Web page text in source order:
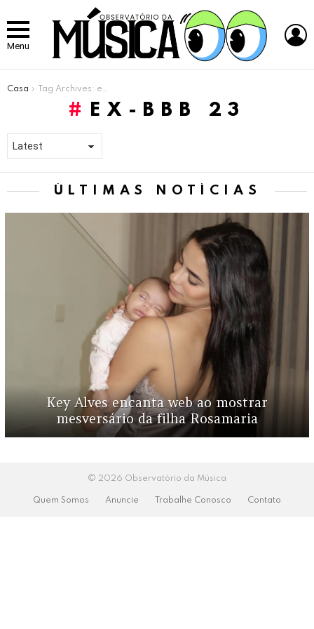
Menu
Você está aqui:
Casa Tag Archives: ex-BBB 23
EX-BBB 23
ÚLTIMAS NOTÍCIAS
Key Alves encanta web ao mostrar
mesversário da filha Rosamaria
© 2026 Observatório da Música
Quem Somos Anuncie Trabalhe Conosco Contato